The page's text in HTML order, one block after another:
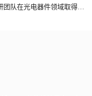
下一篇：安博体育官网下载app-中国科研团队在光电器件领域取得重要研究进展